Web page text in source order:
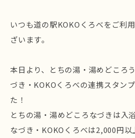
いつも道の駅KOKOくろべをご利
ざいます。
本日より、とちの湯・湯めどころ
づき・KOKOくろべの連携スタン
た！
とちの湯・湯めどころなづきは入
なづき・KOKOくろべは2,000円